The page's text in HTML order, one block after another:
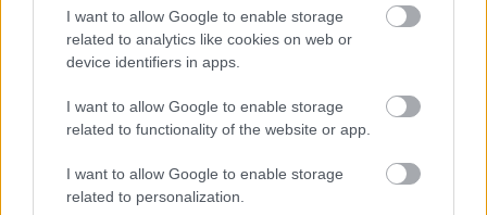
I want to allow Google to enable storage
related to analytics like cookies on web or
device identifiers in apps.
I want to allow Google to enable storage
related to functionality of the website or app.
I want to allow Google to enable storage
related to personalization.
Támogatás
a ManUtdFanatics.hu működését!